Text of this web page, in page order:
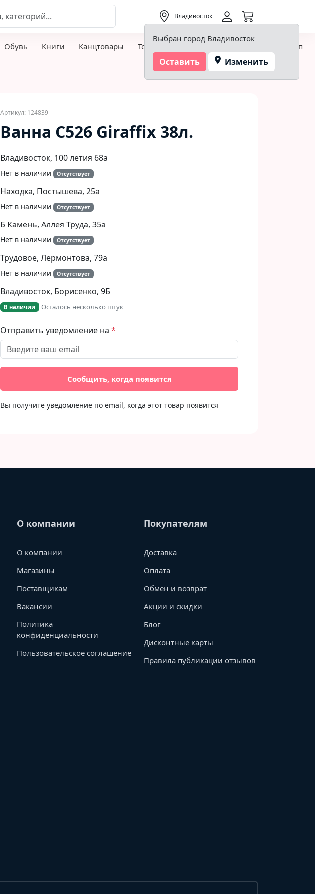
Владивосток
Выбран город Владивосток
Оставить Изменить
Обувь Книги Канцтовары Товары для творчества и хобби Детская
Артикул: 124839
Ванна С526 Giraffix 38л.
Владивосток, 100 летия 68а
Нет в наличии Отсутствует
Находка, Постышева, 25а
Нет в наличии Отсутствует
Б Камень, Аллея Труда, 35а
Нет в наличии Отсутствует
Трудовое, Лермонтова, 79а
Нет в наличии Отсутствует
Владивосток, Борисенко, 9Б​
В наличии Осталось несколько штук
Отправить уведомление на
Сообщить, когда появится
Вы получите уведомление по email, когда этот товар появится
О компании
О компании
Магазины
Поставщикам
Вакансии
Политика
конфиденциальности
Пользовательское соглашение
Покупателям
Доставка
Оплата
Обмен и возврат
Акции и скидки
Блог
Дисконтные карты
Правила публикации отзывов